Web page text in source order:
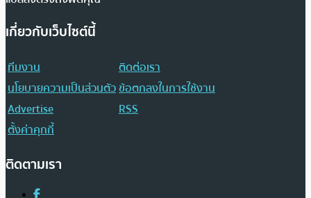
เกี่ยวกับเว็บไซต์นี้
ทีมงาน
ติดต่อเรา
นโยบายความเป็นส่วนตัวข้อตกลงในการใช้งาน
Advertise
RSS
ตั้งค่าคุกกี้
ติดตามเรา